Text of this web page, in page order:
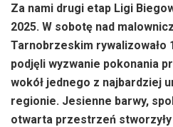
Za nami drugi etap Ligi
2025. W sobotę nad
Tarnobrzeskim rywalizowało
podjęli wyzwanie pokonania
wokół jednego z najbardziej
regionie. Jesienne barwy,
otwarta przestrzeń